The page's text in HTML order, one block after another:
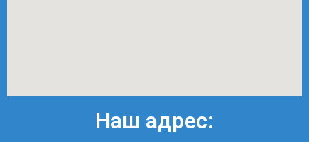
Наш адрес: